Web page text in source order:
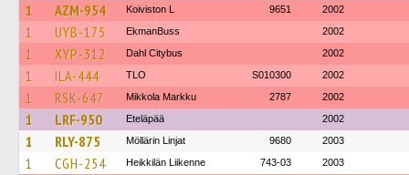
1 AZM-954 Koiviston L 9651 2002
1 UYB-175 EkmanBuss 2002
1 XYP-312 Dahl Citybus 2002
1 ILA-444 TLO S010300 2002
1 RSK-647 Mikkola Markku 2787 2002
1 LRF-950 Eteläpää 2002
1 RLY-875 Möllärin Linjat 9680 2003
1 CGH-254 Heikkilän Liikenne 743-03 2003